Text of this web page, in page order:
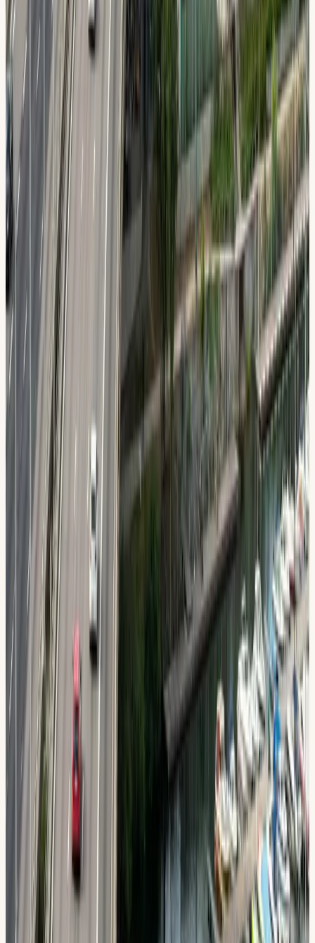
Du väljer fritt bland våra lärare utifrån språk, personlighet
och specialitet.
Teori på ditt språk
Vi undervisar på svenska, engelska, arabiska, syrianska och
turkiska.
Intensivkurs
Ta körkort på 2–4 veckor med heltidsutbildning. Alltid med
din dedikerade lärare.
Delbetalning via Resurs Bank
Dela upp kostnaden på upp till 24 månader. Ta körkort nu,
betala i lugn takt.
4,8 / 5 på Google
567 recensioner. Elever betygsätter oss toppklass gång
på gång.
STR Guldmedlem
Auktoriserad trafikskola ansluten till Sveriges
Trafikutbildares Riksförbund.
Vad elever säger
Recensioner från elever nära Huddinge
Fantastisk körskola! Läraren var tålmodig och
pedagogisk. Klarade uppkörningen på första försöket.”
Yasmin A.
Huddinge
Bra lokal, nära pendeltåget. Läraren anpassade
lektionerna perfekt efter mitt tempo.
Marcus L.